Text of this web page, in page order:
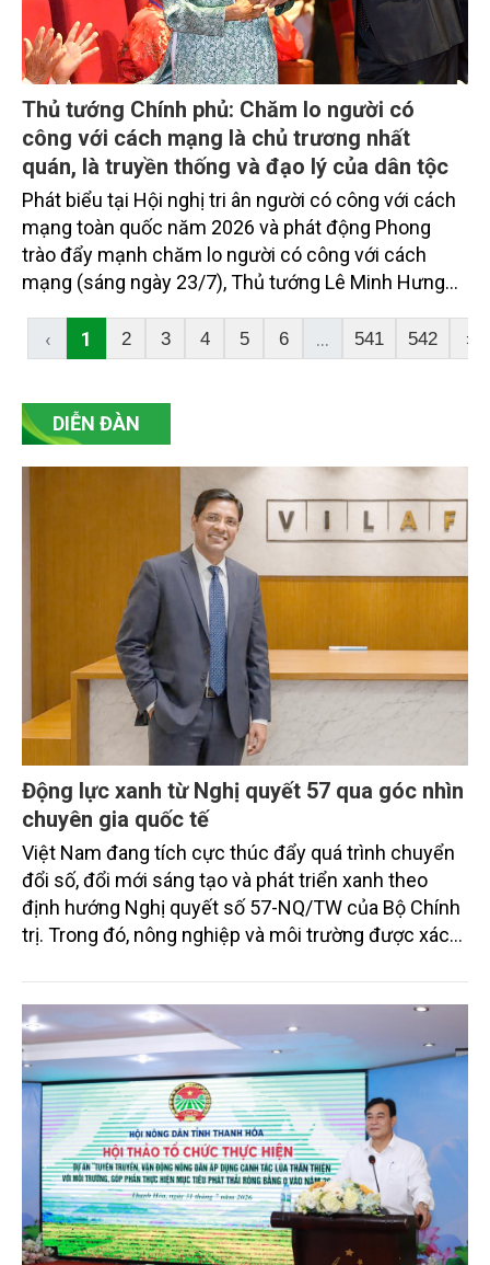
Thủ tướng Chính phủ: Chăm lo người có
công với cách mạng là chủ trương nhất
quán, là truyền thống và đạo lý của dân tộc
Phát biểu tại Hội nghị tri ân người có công với cách
mạng toàn quốc năm 2026 và phát động Phong
trào đẩy mạnh chăm lo người có công với cách
mạng (sáng ngày 23/7), Thủ tướng Lê Minh Hưng
luôn xác định chăm lo người có công với cách
mạng là chủ trương nhất quán, là trách nhiệm chính
tính nhân văn sâu sắc của chế độ xã hội chủ nghĩa.
‹ 1 2 3 4 5 6 ... 541 542 ›
DIỄN ĐÀN
Động lực xanh từ Nghị quyết 57 qua góc nhìn
chuyên gia quốc tế
Việt Nam đang tích cực thúc đẩy quá trình chuyển
đổi số, đổi mới sáng tạo và phát triển xanh theo
định hướng Nghị quyết số 57-NQ/TW của Bộ Chính
trị. Trong đó, nông nghiệp và môi trường được xác
sắc bởi các tiến bộ công nghệ và cam kết bền vững
toàn cầu, đặc biệt là mục tiêu đưa phát thải ròng
bằng 0 (Net-Zero) vào năm 2050.